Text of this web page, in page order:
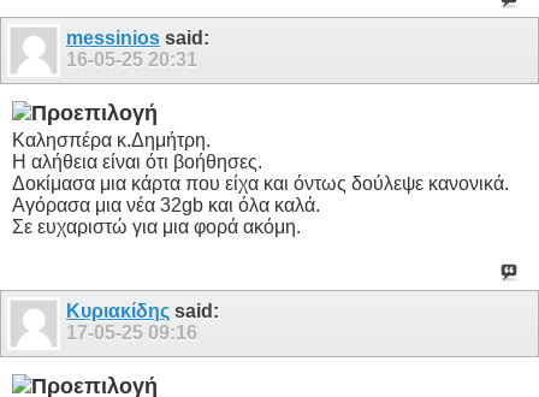
messinios said:
16-05-25 20:31
Καλησπέρα κ.Δημήτρη.
Η αλήθεια είναι ότι βοήθησες.
Δοκίμασα μια κάρτα που είχα και όντως δούλεψε κανονικά.
Αγόρασα μια νέα 32gb και όλα καλά.
Σε ευχαριστώ για μια φορά ακόμη.
Κυριακίδης said:
17-05-25 09:16